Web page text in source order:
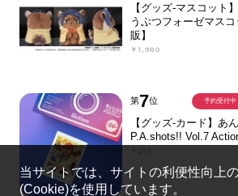
【グッズ-マスコット
うぶつフォーゼマス
販】
￥1,980
第7位
【グッズ-カード】あ
P.A.shots!! Vol.7
予約受付中
当サイトでは、サイトの利便性向上
(Cookie)を使用しています。